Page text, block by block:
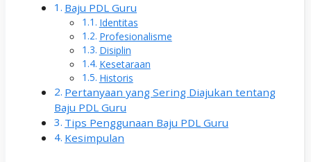
Baju PDL Guru
Identitas
Profesionalisme
Disiplin
Kesetaraan
Historis
Pertanyaan yang Sering Diajukan tentang
Baju PDL Guru
Tips Penggunaan Baju PDL Guru
Kesimpulan